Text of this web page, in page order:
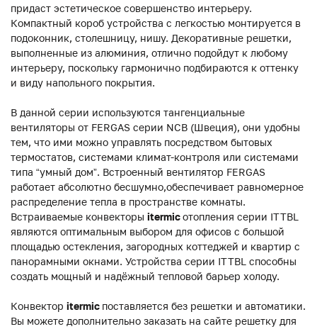
придаст эстетическое совершенство интерьеру.
Компактный короб устройства с легкостью монтируется в
подоконник, столешницу, нишу. Декоративные решетки,
выполненные из алюминия, отлично подойдут к любому
интерьеру, поскольку гармонично подбираются к оттенку
и виду напольного покрытия.
В данной серии используются тангенциальные
вентиляторы от FERGAS серии NCB (Швеция), они удобны
тем, что ими можно управлять посредством бытовых
термостатов, системами климат-контроля или системами
типа “умный дом”. Встроенный вентилятор FERGAS
работает абсолютно бесшумно,обеспечивает равномерное
распределение тепла в пространстве комнаты.
Встраиваемые конвекторы itermicотопления серии ITTBL
являются оптимальным выбором для офисов с большой
площадью остекления, загородных коттеджей и квартир с
панорамными окнами. Устройства серии ITTBL способны
создать мощный и надёжный тепловой барьер холоду.
Конвектор itermic поставляется без решетки и автоматики.
Вы можете дополнительно заказать на сайте решетку для